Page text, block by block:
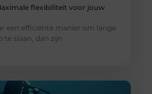
flexibiliteit voor jouw
een efficiënte manier om lange
te slaan, dan zijn